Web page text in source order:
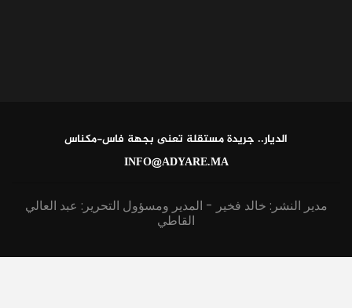
الديار.. جريدة مستقلة تعنى بجهة فاس-مكناس
INFO@ADYARE.MA
مدير النشر: خالد فخير - المدير ومسؤول التحرير: عبد العالي
القاطي